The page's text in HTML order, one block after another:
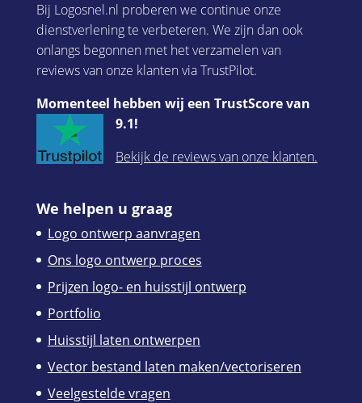
Bij Logosnel.nl proberen we continue onze
dienstverlening te verbeteren. We zijn dan ook
onlangs begonnen met het verzamelen van
reviews van onze klanten via TrustPilot.
Momenteel hebben wij een TrustScore van
9.1!
Bekijk de reviews van onze klanten.
We helpen u graag
Logo ontwerp aanvragen
Ons logo ontwerp proces
Prijzen logo- en huisstijl ontwerp
Portfolio
Huisstijl laten ontwerpen
Vector bestand laten maken/vectoriseren
Veelgestelde vragen